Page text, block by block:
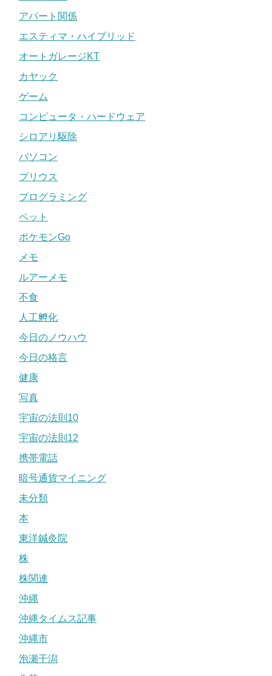
アパート関係
エスティマ・ハイブリッド
オートガレージKT
カヤック
ゲーム
コンピュータ・ハードウェア
シロアリ駆除
パソコン
プリウス
プログラミング
ペット
ポケモンGo
メモ
ルアーメモ
不食
人工孵化
今日のノウハウ
今日の格言
健康
写真
宇宙の法則10
宇宙の法則12
携帯電話
暗号通貨マイニング
未分類
本
東洋鍼灸院
株
株関連
沖縄
沖縄タイムス記事
沖縄市
泡瀬干潟